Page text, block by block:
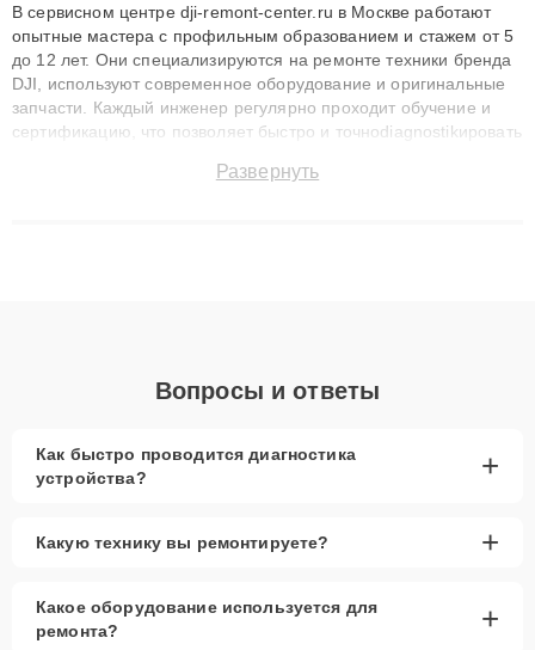
В сервисном центре dji-remont-center.ru в Москве работают
опытные мастера с профильным образованием и стажем от 5
до 12 лет. Они специализируются на ремонте техники бренда
DJI, используют современное оборудование и оригинальные
запчасти. Каждый инженер регулярно проходит обучение и
сертификацию, что позволяет быстро и точноdiagnostikировать
до 3 лет. Наши мастера решают сложные случаи: от замены
Развернуть
Вопросы и ответы
Как быстро проводится диагностика
устройства?
+
Какую технику вы ремонтируете? +
Какое оборудование используется для
ремонта?
+